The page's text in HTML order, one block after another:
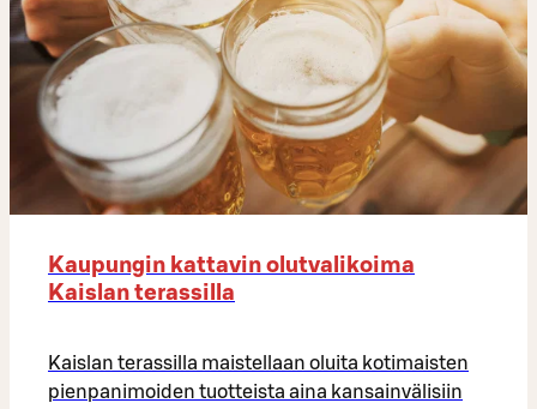
Kaupungin kattavin olutvalikoima
Kaislan terassilla
Kaislan terassilla maistellaan oluita kotimaisten
pienpanimoiden tuotteista aina kansainvälisiin